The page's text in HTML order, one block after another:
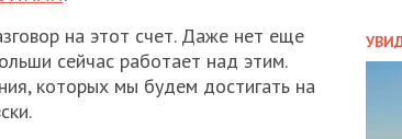
на этот счет. Даже нет еще
сейчас работает над этим.
которых мы будем достигать на